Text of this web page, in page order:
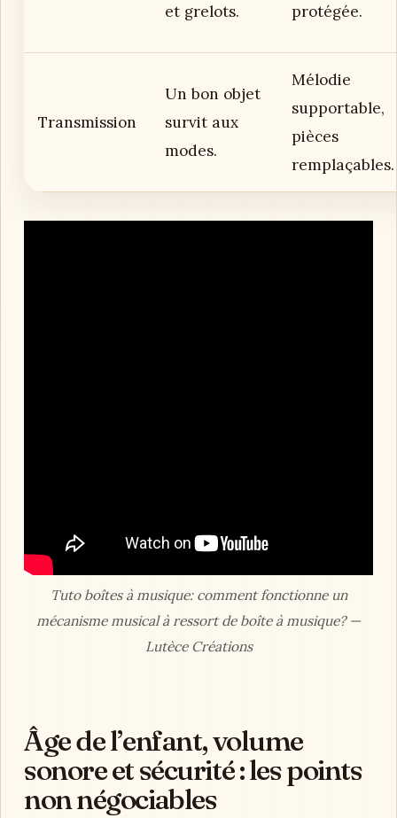
et grelots.
protégée.
Transmission
Un bon objet
survit aux
modes.
Mélodie
supportable,
pièces
remplaçables.
Tuto boîtes à musique: comment fonctionne un
mécanisme musical à ressort de boîte à musique? —
Lutèce Créations
Âge de l’enfant, volume
sonore et sécurité : les points
non négociables